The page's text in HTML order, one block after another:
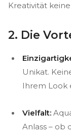
Kreativität
2. Die
Unikat.
Ihrem Look
Vielfalt:
Anlass – ob